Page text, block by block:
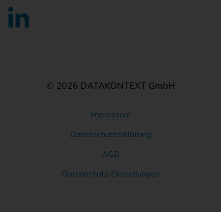
© 2026 DATAKONTEXT GmbH
Impressum
Datenschutzerklärung
AGB
Datenschutz-Einstellungen